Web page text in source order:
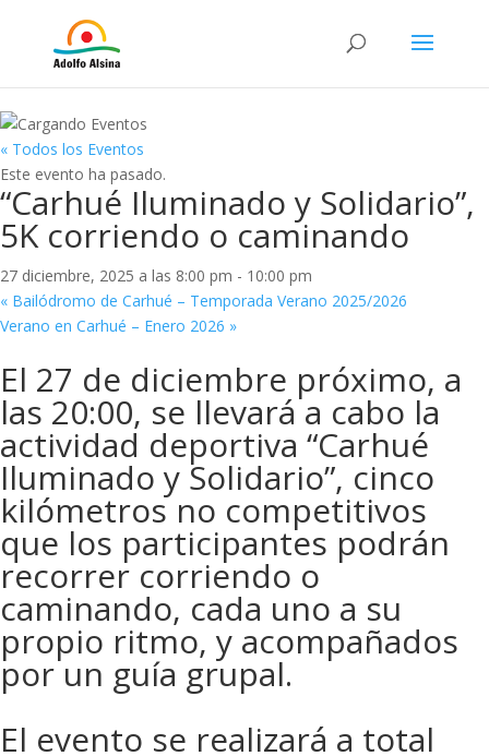
« Todos los Eventos
Este evento ha pasado.
“Carhué Iluminado y Solidario”,
5K corriendo o caminando
27 diciembre, 2025 a las 8:00 pm - 10:00 pm
« Bailódromo de Carhué – Temporada Verano 2025/2026
Verano en Carhué – Enero 2026 »
El 27 de diciembre próximo, a
las 20:00, se llevará a cabo la
actividad deportiva “Carhué
Iluminado y Solidario”, cinco
kilómetros no competitivos
que los participantes podrán
recorrer corriendo o
caminando, cada uno a su
propio ritmo, y acompañados
por un guía grupal.
El evento se realizará a total